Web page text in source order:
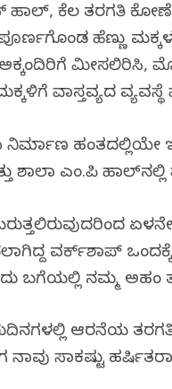
ಹಾಲ್, ಕೆಲ ತರಗತಿ
ಹೆಣ್ಣು
ಮೀಸಲಿರಿಸಿ,
ವಾಸ್ತವ್ಯದ ವ್ಯವಸ್ಥೆ
ನಿರ್ಮಾಣ ಹಂತದಲ್ಲಿಯೇ
ಎಂ.ಪಿ ಹಾಲ್‌ನಲ್ಲಿ
ವರ್ಕ್‌ಶಾಪ್
ಬಗೆಯಲ್ಲಿ ನಮ್ಮ ಅಹಂ
ಆರನೆಯ
ಸಾಕಷ್ಟು